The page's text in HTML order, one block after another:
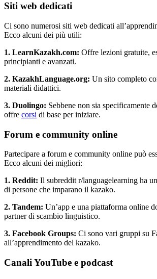
Siti web dedicati
Ci sono numerosi siti web dedicati
Ecco alcuni dei più utili:
1. LearnKazakh.com: Offre lezioni gratuite,
principianti e avanzati.
2. KazakhLanguage.org: Un sito completo
materiali didattici.
3. Duolingo: Sebbene non sia specificamente
offre corsi di base per iniziare.
Forum e community online
Partecipare a forum e community online può
Ecco alcuni dei migliori:
1. Reddit: Il subreddit r/languagelearning ha
di persone che imparano il kazako.
2. Tandem: Un’app e una piattaforma online
partner di scambio linguistico.
3. Facebook Groups: Ci sono vari gruppi su
all’apprendimento del kazako.
Canali YouTube e podcast